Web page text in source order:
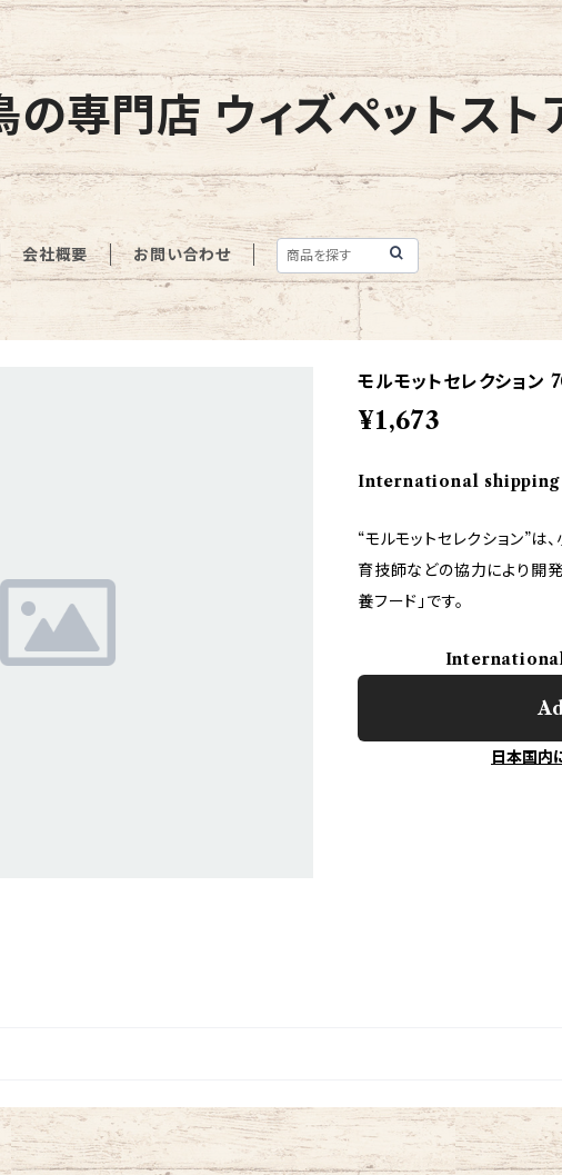
の専門店 ウィズペットスト
会社概要 お問い合わせ
モルモットセレクション
¥1,673
International
“モルモットセレクション”
育技師などの協力により開
養フード」です。
日本国内